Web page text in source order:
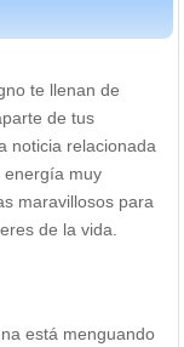
te llenan de
de tus
noticia relacionada
energía muy
maravillosos para
de la vida.
está menguando